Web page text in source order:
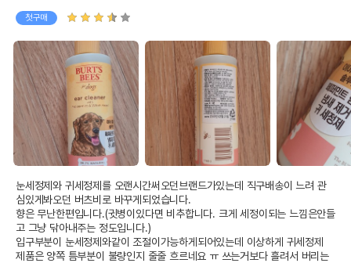
첫구매
눈세정제와 귀세정제를 오랜시간써오던브랜드가있는데 직구배송이 느려 관
심있게봐오던 버츠비로 바꾸게되었습니다.
향은 무난한편입니다.(귓병이있다면 비추합니다. 크게 세정이되는 느낌은안들
고 그냥 닦아내주는 정도입니다.)
입구부분이 눈세정제와같이 조절이가능하게되어있는데 이상하게 귀세정제
제품은 양쪽 틈부분이 불량인지 줄줄 흐르네요 ㅠ 쓰는거보다 흘려서 버리는